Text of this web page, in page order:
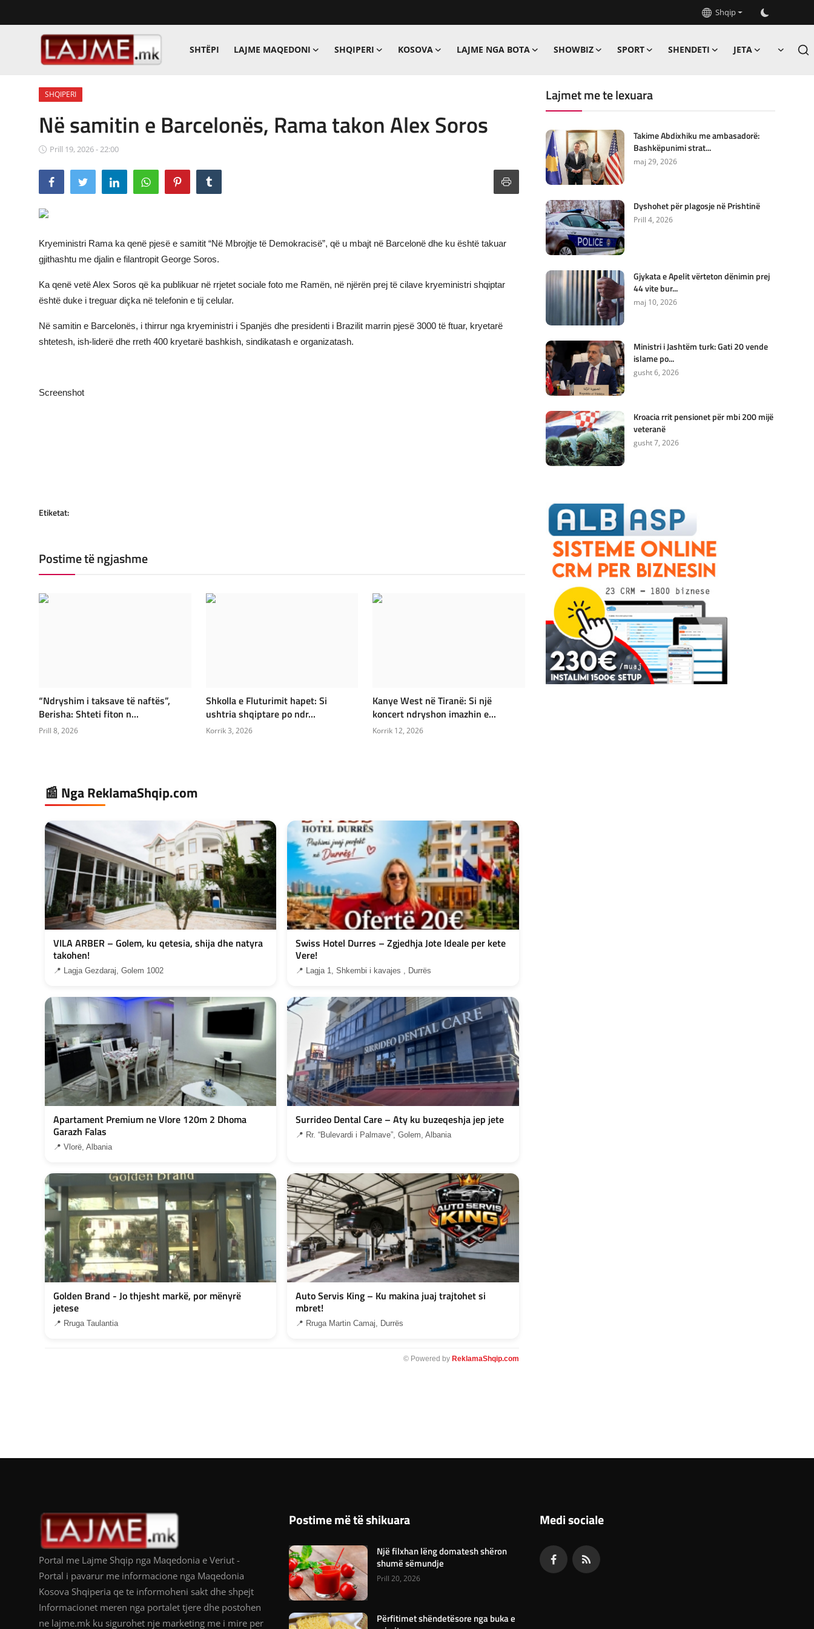
Shqip
SHTËPI LAJME MAQEDONI SHQIPERI KOSOVA LAJME NGA BOTA SHOWBIZ SPORT SHENDETI JETA
LAJME MAQEDONI
SHQIPERI
KOSOVA
LAJME NGA BOTA
SHOWBIZ
SHENDETI
SHQIPERI
Në samitin e Barcelonës, Rama takon Alex Soros
Prill 19, 2026 - 22:00
Kryeministri Rama ka qenë pjesë e samitit “Në Mbrojtje të Demokracisë”, që u mbajt në Barcelonë dhe ku është takuar
gjithashtu me djalin e filantropit George Soros.
Ka qenë vetë Alex Soros që ka publikuar në rrjetet sociale foto me Ramën, në njërën prej të cilave kryeministri shqiptar
është duke i treguar diçka në telefonin e tij celular.
Në samitin e Barcelonës, i thirrur nga kryeministri i Spanjës dhe presidenti i Brazilit marrin pjesë 3000 të ftuar, kryetarë
shtetesh, ish-liderë dhe rreth 400 kryetarë bashkish, sindikatash e organizatash.
Screenshot
Etiketat:
Postime të ngjashme
“Ndryshim i taksave të naftës”,
Berisha: Shteti fiton n...
Prill 8, 2026
Shkolla e Fluturimit hapet: Si
ushtria shqiptare po ndr...
Korrik 3, 2026
Kanye West në Tiranë: Si një
koncert ndryshon imazhin e...
Korrik 12, 2026
📰 Nga ReklamaShqip.com
VILA ARBER – Golem, ku qetesia, shija dhe natyra
takohen!
📍 Lagja Gezdaraj, Golem 1002
Swiss Hotel Durres – Zgjedhja Jote Ideale per kete
Vere!
📍 Lagja 1, Shkembi i kavajes , Durrës
Apartament Premium ne Vlore 120m 2 Dhoma
Garazh Falas
📍 Vlorë, Albania
Surrideo Dental Care – Aty ku buzeqeshja jep jete
📍 Rr. “Bulevardi i Palmave”, Golem, Albania
Golden Brand - Jo thjesht markë, por mënyrë
jetese
📍 Rruga Taulantia
Auto Servis King – Ku makina juaj trajtohet si
mbret!
📍 Rruga Martin Camaj, Durrës
© Powered by ReklamaShqip.com
Lajmet me te lexuara
Takime Abdixhiku me ambasadorë:
Bashkëpunimi strat...
maj 29, 2026
Dyshohet për plagosje në Prishtinë
Prill 4, 2026
Gjykata e Apelit vërteton dënimin prej
44 vite bur...
maj 10, 2026
Ministri i Jashtëm turk: ​​Gati 20 vende
islame po...
gusht 6, 2026
Kroacia rrit pensionet për mbi 200 mijë
veteranë
gusht 7, 2026
Portal me Lajme Shqip nga Maqedonia e Veriut -
Portal i pavarur me informacione nga Maqedonia
Kosova Shqiperia qe te informoheni sakt dhe shpejt
Informacionet meren nga portalet tjere dhe postohen
ne lajme.mk ku sigurohet nje marketing me i mire per
Postime më të shikuara
Një filxhan lëng domatesh shëron
shumë sëmundje
Prill 20, 2026
Përfitimet shëndetësore nga buka e
Medi sociale